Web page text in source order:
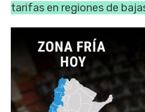
tarifas en regiones de